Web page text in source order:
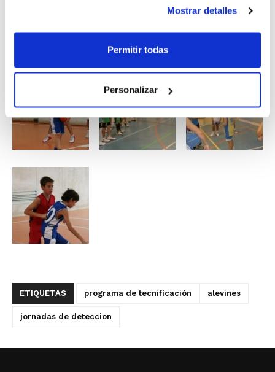
Mostrar detalles
Permitir todas
Personalizar
Clubes la asistencia a esta actividad, de gran
importancia para comenzar una temporada más el
trabajo conjunto que ayude a los jugadores/as a
mejorar y crecer en la práctica de nuestro deporte.
ETIQUETAS programa de tecnificación alevines
jornadas de deteccion